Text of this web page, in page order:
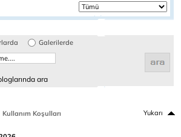
Galerilerde
ara
Kullanım Koşulları Yukarı